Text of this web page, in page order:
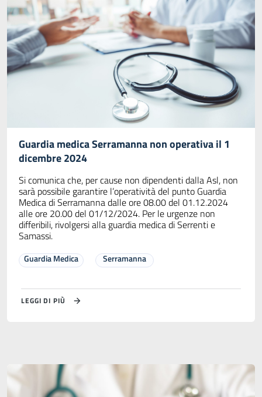
Guardia medica Serramanna non operativa il 1
dicembre 2024
Si comunica che, per cause non dipendenti dalla Asl, non
sarà possibile garantire l’operatività del punto Guardia
Medica di Serramanna dalle ore 08.00 del 01.12.2024
alle ore 20.00 del 01/12/2024. Per le urgenze non
differibili, rivolgersi alla guardia medica di Serrenti e
Samassi.
Guardia Medica Serramanna
LEGGI DI PIÙ